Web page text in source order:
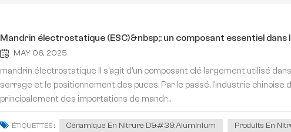
Mandrin électrostatique (ESC)&nbsp;: un composant essentiel
MAY 06, 2025
mandrin électrostatique Il s'agit d'un composant clé largement utilisé
serrage et le positionnement des puces. Par le passé, l'industrie
principalement des importations de mandr...
ÉTIQUETTES : Céramique En Nitrure D&#39;aluminium
Produits En